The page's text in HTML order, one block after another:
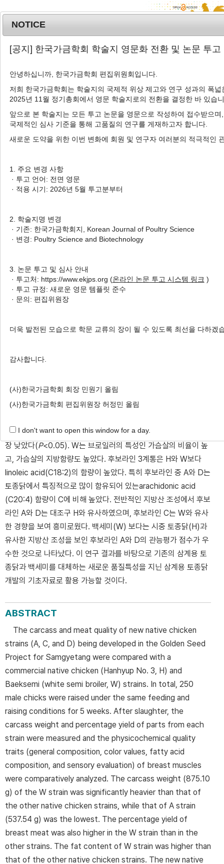
T
o
e
n
a
MENU
Korean J. Poult. Sci. 2018;
45(3):175-182
pISSN: 1225-6625, eISSN: 2287-5387
Article
삼계용 신품종 토종닭의 육질특성 비교분석
Comparative Analysis of Meat
Quality Traits of New Strains of
Sung-Yun Lee ,Ji-Young Park Jung-Min Hyun
Samooel Jung2 ,Cheorun Jo ,Ki-Chang Nam
Received:Jun 25, 2018; Revised:Aug 28, 2018;
Accepted:Aug 28, 2018
기존의 삼계용 토종닭 품종과 GSP 육종을 통해 개발 중인 신품
건에서 사육한 5주령의 한협3호(H), 백세미(W), 토종닭 후보라인
3계통(A, C, D)으로 구성된 250수를 도축하여 도체형질을 측정하
W가 875.10 g으로 가장 높았고, 후보라인A가 537.54 g으로 가
장 낮았다(P<0.05). W는 브로일러의 특성인 가슴살의 비율이 높
고, 가슴살의 지방함량도 높았다. 후보라인 3계통은 H와 W보다
linoleic acid(C18:2)의 함량이 높았다. 특히 후보라인 중 A와 D는
토종닭에서 특징적으로 많이 함유되어 있는arachidonic acid
(C20:4) 함량이 C에 비해 높았다. 전반적인 지방산 조성에서 후보
라인 A와 D는 대조구 H와 유사하였으며, 후보라인 C는 W와 유사
한 경향을 보여 흥미로웠다. 백세미(W) 보다는 시중 토종닭(H)과
유사한 지방산 조성을 보인 후보라인 A와 D의 관능평가 점수가 우
수한 것으로 나타났다. 이 연구 결과를 바탕으로 기존의 삼계용 토
종닭과 백세미를 대체하는 새로운 품질특성을 지닌 삼계용 토종닭
개발의 기초자료로 활용 가능할 것이다.
ABSTRACT
The carcass and meat quality of new native chicken
strains (A, C, and D) being developed in the Golden Seed
Project for Samgyetang were compared with a
commercial native chicken (Hanhyup No. 3, H) and
Baeksemi (white semi broiler, W) strains. In total, 250
male chicks were raised under the same feeding and
raising conditions for 5 weeks. After slaughter, the
carcass weight and percentage yield of parts from each
strain were measured and the physicochemical quality
traits (general composition, color values, fatty acid
composition, and sensory evaluation) of breast muscles
were comparatively analyzed. The carcass weight (875.10
g) of the W strain was significantly heavier than that of
the other native chicken strains, while that of A strain
(537.54 g) was the lowest. The percentage yield of
breast meat was also higher in the W strain than in the
other strains. The fat content of W strain was higher than
that of the other native chicken strains. The new native
NOTICE
[공지] 한국가금학회 학술지 영문화 전환 및 논문 투고
안녕하십니까, 한국가금학회 편집위원회입니다.
저희 한국가금학회는 학술지의 국제적 위상 제고와 연구 성과의 폭넓
2025년 11월 정기총회에서 영문 학술지로의 전환을 결정한 바 있습
앞으로 본 학술지는 모든 투고 논문을 영문으로 작성하여 접수받으며,
국제적인 심사 기준을 통해 고품질의 연구를 게재하고자 합니다.
새로운 도약을 위한 이번 변화에 회원 및 연구자 여러분의 적극적인
1. 주요 변경 사항
· 투고 언어: 전면 영문
· 적용 시기: 2026년 5월 투고분부터
2. 학술지명 변경
· 기존: 한국가금학회지, Korean Journal of Poultry Science
· 변경: Poultry Science and Biotechnology
3. 논문 투고 및 심사 안내
· 투고처: https://www.ekjps.org (온라인 논문 투고 시스템 링크 )
· 투고 규정: 새로운 영문 템플릿 준수
· 문의: 편집위원장
더욱 발전된 모습으로 학문 교류의 장이 될 수 있도록 최선을 다하겠
감사합니다.
(사)한국가금학회 회장 민원기 올림
(사)한국가금학회 편집위원장 허정민 올림
I don't want to open this window for a day.